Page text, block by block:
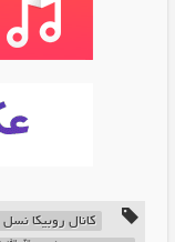
کانال روبیکا نسل